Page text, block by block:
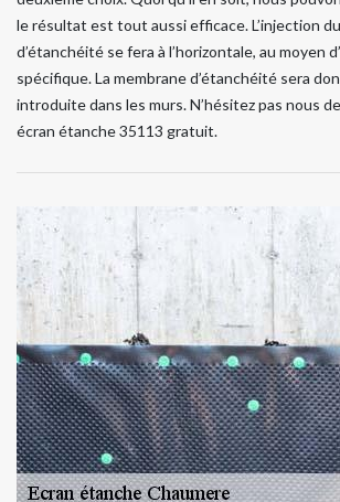
le résultat est tout aussi efficace. L’injection
d’étanchéité se fera à l’horizontale, au moyen
spécifique. La membrane d’étanchéité sera
introduite dans les murs. N’hésitez pas nous
écran étanche 35113 gratuit.